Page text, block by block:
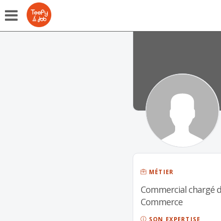
MÉTIER
Commercial chargé
Commerce
SON EXPERTISE